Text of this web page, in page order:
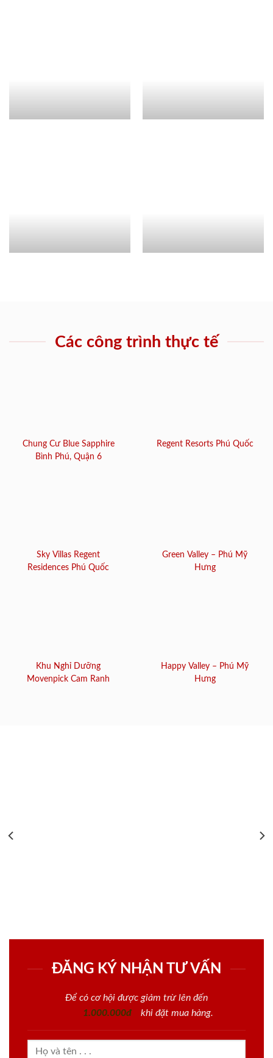
Các công trình thực tế
Chung Cư Blue Sapphire
Bình Phú, Quận 6
Regent Resorts Phú Quốc
Sky Villas Regent
Residences Phú Quốc
Green Valley – Phú Mỹ
Hưng
Khu Nghỉ Dưỡng
Movenpick Cam Ranh
Happy Valley – Phú Mỹ
Hưng
ĐĂNG KÝ NHẬN TƯ VẤN
Để có cơ hội được giảm trừ lên đến
1.000.000đ
khi đặt mua hàng.